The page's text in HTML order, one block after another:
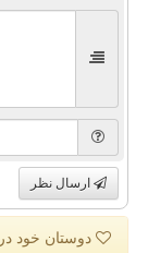
ارسال نظر
دوستان خود